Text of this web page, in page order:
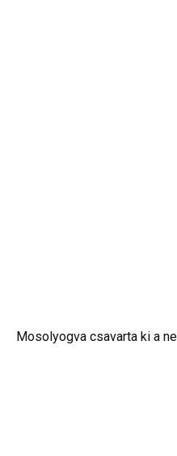
Mosolyogva csavarta ki a